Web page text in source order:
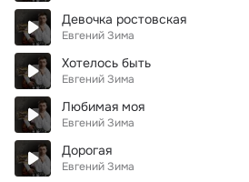
Девочка ростовская
Евгений Зима
Хотелось быть
Евгений Зима
Любимая моя
Евгений Зима
Дорогая
Евгений Зима